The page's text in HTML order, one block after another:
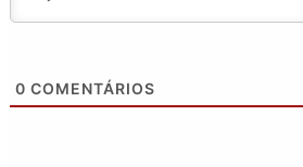
0 COMENTÁRIOS